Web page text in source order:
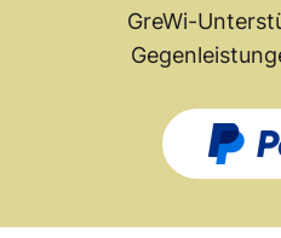
GreWi-